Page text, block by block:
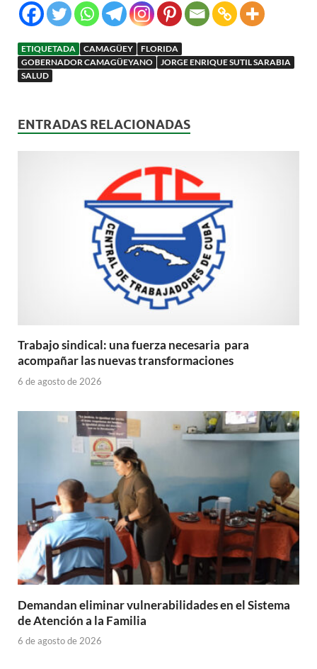
ETIQUETADA CAMAGÜEY
FLORIDA
GOBERNADOR CAMAGÜEYANO
JORGE ENRIQUE SUTIL SARABIA
SALUD
ENTRADAS RELACIONADAS
Trabajo sindical: una fuerza necesaria para
acompañar las nuevas transformaciones
6 de agosto de 2026
Demandan eliminar vulnerabilidades en el Sistema
de Atención a la Familia
6 de agosto de 2026